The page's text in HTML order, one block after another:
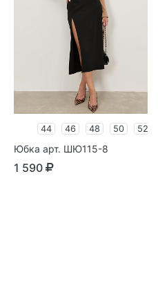
44 46 48 50 52
Юбка арт. ШЮ115-8
1 590